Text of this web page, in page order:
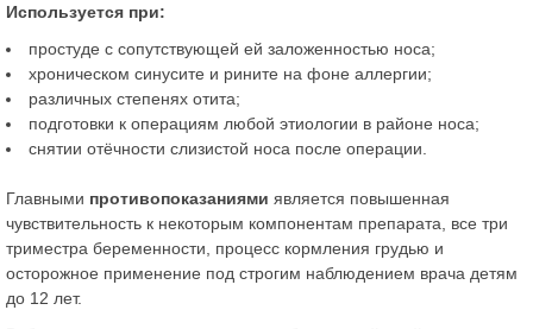
Используется при:
простуде с сопутствующей ей заложенностью носа;
хроническом синусите и рините на фоне аллергии;
различных степенях отита;
подготовки к операциям любой этиологии в районе носа;
снятии отёчности слизистой носа после операции.
Главными противопоказаниями является повышенная
чувствительность к некоторым компонентам препарата, все три
триместра беременности, процесс кормления грудью и
осторожное применение под строгим наблюдением врача детям
до 12 лет.